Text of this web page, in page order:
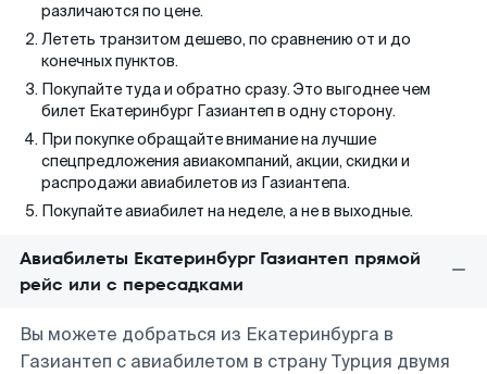
различаются по цене.
Лететь транзитом дешево, по сравнению от и до
конечных пунктов.
Покупайте туда и обратно сразу. Это выгоднее чем
билет Екатеринбург Газиантеп в одну сторону.
При покупке обращайте внимание на лучшие
спецпредложения авиакомпаний, акции, скидки и
распродажи авиабилетов из Газиантепа.
Покупайте авиабилет на неделе, а не в выходные.
Авиабилеты Екатеринбург Газиантеп прямой
рейс или с пересадками
Вы можете добраться из Екатеринбурга в
Газиантеп с авиабилетом в страну Турция двумя